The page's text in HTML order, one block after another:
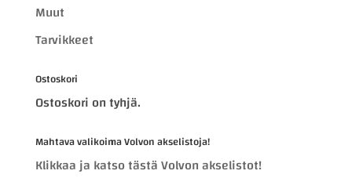
Muut
Tarvikkeet
Ostoskori
Ostoskori on tyhjä.
Mahtava valikoima Volvon akselistoja!
Klikkaa ja katso tästä Volvon akselistot!